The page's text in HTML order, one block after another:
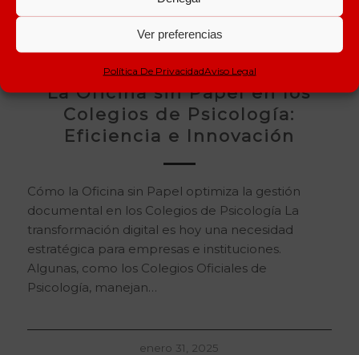
Ver preferencias
Política De PrivacidadAviso Legal
DIGITALIZACIÓN Y GESTIÓN DOCUMENTAL,OFICINA
SIN PAPEL
La Oficina sin Papel en los
Colegios de Psicología:
Eficiencia e Innovación
Cómo la Oficina sin Papel optimiza la gestión
documental en los Colegios de Psicología La
transformación digital es hoy una necesidad
estratégica para empresas e instituciones.
Algunas, como los Colegios Oficiales de
Psicología, manejan…
enero 31, 2025